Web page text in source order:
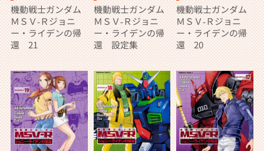
機動戦士ガンダム
ＭＳＶ‐Ｒジョニ
ー・ライデンの帰
還 21
機動戦士ガンダム
ＭＳＶ‐Ｒジョニ
ー・ライデンの帰
還 設定集
機動戦士ガンダム
ＭＳＶ‐Ｒジョニ
ー・ライデンの帰
還 20